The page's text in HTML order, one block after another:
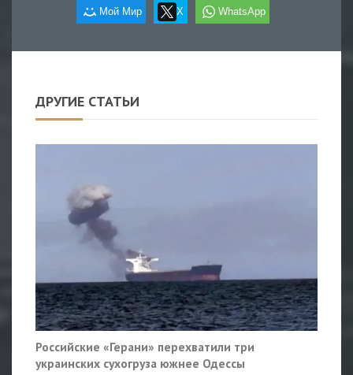
Мой Мир X WhatsApp
ДРУГИЕ СТАТЬИ
Российские «Герани» перехватили три
украинских сухогруза южнее Одессы